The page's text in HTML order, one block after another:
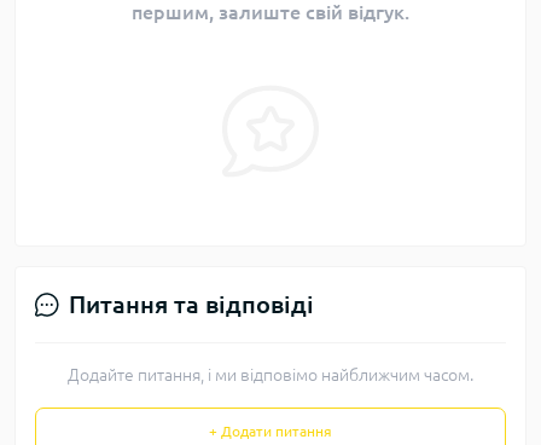
першим, залиште свій відгук.
Питання та відповіді
Додайте питання, і ми відповімо найближчим часом.
+ Додати питання